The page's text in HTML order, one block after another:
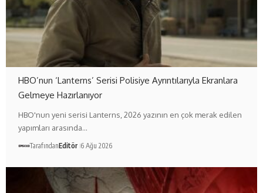
HBO’nun ‘Lanterns’ Serisi Polisiye Ayrıntılarıyla Ekranlara
Gelmeye Hazırlanıyor
HBO'nun yeni serisi Lanterns, 2026 yazının en çok merak edilen
yapımları arasında…
TarafındanEditör 6 Ağu 2026